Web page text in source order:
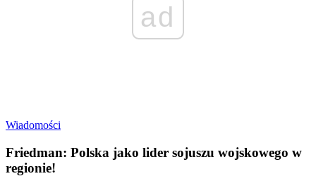
ad
Wiadomości
Friedman: Polska jako lider sojuszu wojskowego w
regionie!